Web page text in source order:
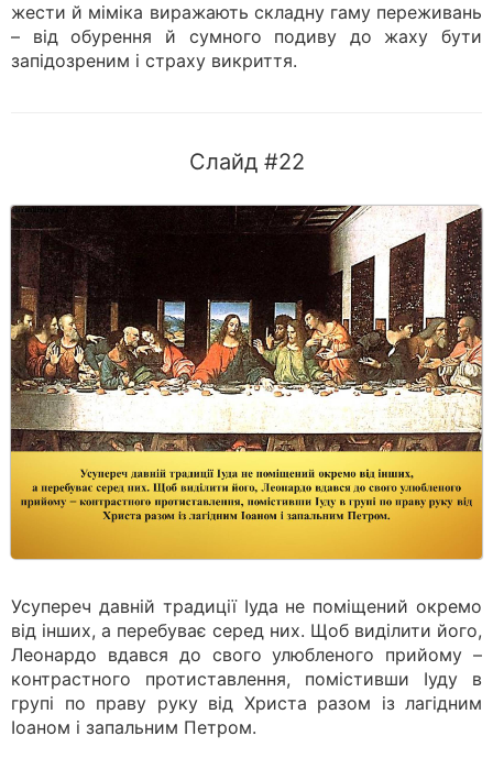
жести й міміка виражають складну гаму переживань
– від обурення й сумного подиву до жаху бути
запідозреним і страху викриття.
Слайд #22
Усупереч давній традиції Іуда не поміщений окремо
від інших, а перебуває серед них. Щоб виділити його,
Леонардо вдався до свого улюбленого прийому –
контрастного протиставлення, помістивши Іуду в
групі по праву руку від Христа разом із лагідним
Іоаном і запальним Петром.